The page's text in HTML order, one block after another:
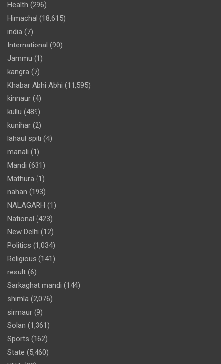
Health (296)
Himachal (18,615)
india (7)
International (90)
Jammu (1)
kangra (7)
Khabar Abhi Abhi (11,595)
kinnaur (4)
kullu (489)
kunihar (2)
lahaul spiti (4)
manali (1)
Mandi (631)
Mathura (1)
nahan (193)
NALAGARH (1)
National (423)
New Delhi (12)
Politics (1,034)
Religious (141)
result (6)
Sarkaghat mandi (144)
shimla (2,076)
sirmaur (9)
Solan (1,361)
Sports (162)
State (5,460)